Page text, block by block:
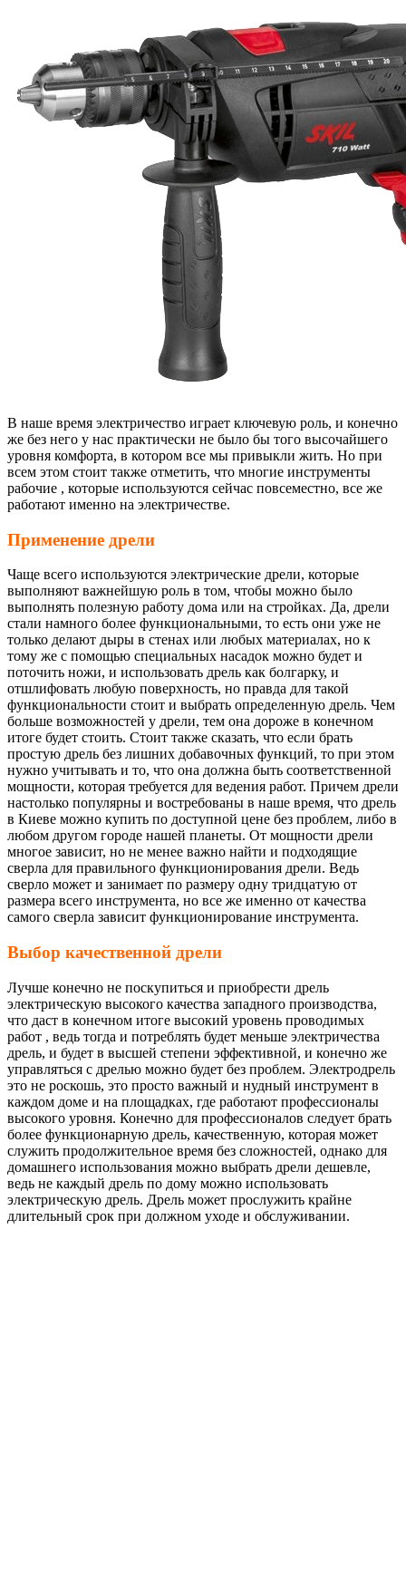
В наше время электричество играет ключевую роль, и конечно
же без него у нас практически не было бы того высочайшего
уровня комфорта, в котором все мы привыкли жить. Но при
всем этом стоит также отметить, что многие инструменты
рабочие , которые используются сейчас повсеместно, все же
работают именно на электричестве.
Применение дрели
Чаще всего используются электрические дрели, которые
выполняют важнейшую роль в том, чтобы можно было
выполнять полезную работу дома или на стройках. Да, дрели
стали намного более функциональными, то есть они уже не
только делают дыры в стенах или любых материалах, но к
тому же с помощью специальных насадок можно будет и
поточить ножи, и использовать дрель как болгарку, и
отшлифовать любую поверхность, но правда для такой
функциональности стоит и выбрать определенную дрель. Чем
больше возможностей у дрели, тем она дороже в конечном
итоге будет стоить. Стоит также сказать, что если брать
простую дрель без лишних добавочных функций, то при этом
нужно учитывать и то, что она должна быть соответственной
мощности, которая требуется для ведения работ. Причем дрели
настолько популярны и востребованы в наше время, что дрель
в Киеве можно купить по доступной цене без проблем, либо в
любом другом городе нашей планеты. От мощности дрели
многое зависит, но не менее важно найти и подходящие
сверла для правильного функционирования дрели. Ведь
сверло может и занимает по размеру одну тридцатую от
размера всего инструмента, но все же именно от качества
самого сверла зависит функционирование инструмента.
Выбор качественной дрели
Лучше конечно не поскупиться и приобрести дрель
электрическую высокого качества западного производства,
что даст в конечном итоге высокий уровень проводимых
работ , ведь тогда и потреблять будет меньше электричества
дрель, и будет в высшей степени эффективной, и конечно же
управляться с дрелью можно будет без проблем. Электродрель
это не роскошь, это просто важный и нудный инструмент в
каждом доме и на площадках, где работают профессионалы
высокого уровня. Конечно для профессионалов следует брать
более функционарную дрель, качественную, которая может
служить продолжительное время без сложностей, однако для
домашнего использования можно выбрать дрели дешевле,
ведь не каждый дрель по дому можно использовать
электрическую дрель. Дрель может прослужить крайне
длительный срок при должном уходе и обслуживании.